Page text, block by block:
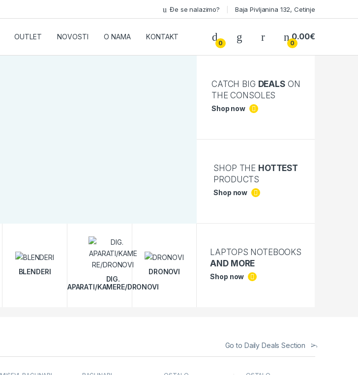
Đe se nalazimo? Baja Pivljanina 132, Cetinje
OUTLET NOVOSTI O NAMA KONTAKT
0
My Account
0
0.00€
BLENDERI
DIG.
APARATI/KAMERE/DRONOVI
DRONOVI
CATCH BIG DEALSON
THE CONSOLES
Shop now
SHOP THE HOTTEST
PRODUCTS
Shop now
LAPTOPS NOTEBOOKS
AND MORE
Shop now
Go to Daily Deals Section